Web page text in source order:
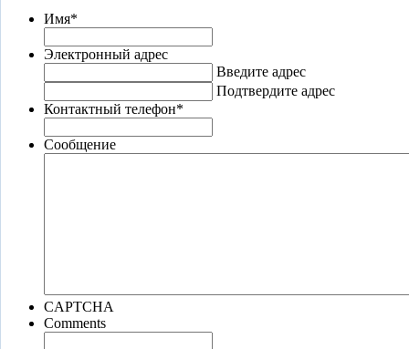
Имя*
Электронный адрес
Введите адрес
Подтвердите адрес
Контактный телефон*
Сообщение
CAPTCHA
Comments